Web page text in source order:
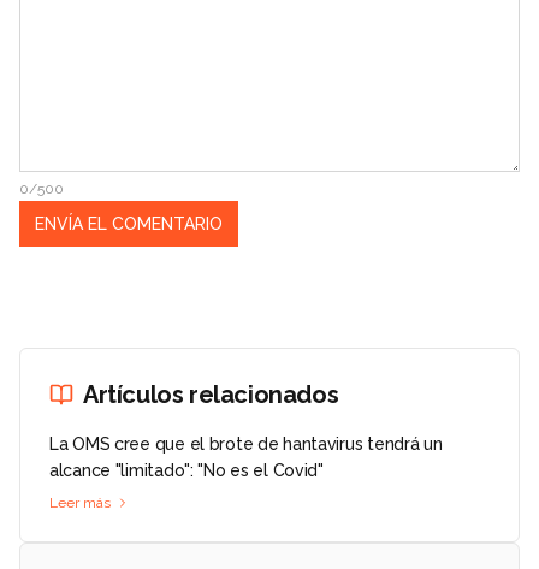
0/500
Artículos relacionados
La OMS cree que el brote de hantavirus tendrá un
alcance "limitado": "No es el Covid"
Leer más